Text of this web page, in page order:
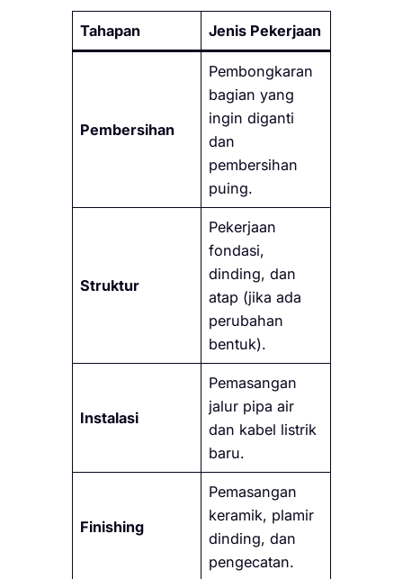
Tahapan Jenis Pekerjaan
Pembersihan
Pembongkaran
bagian yang
ingin diganti
dan
pembersihan
puing.
Struktur
Pekerjaan
fondasi,
dinding, dan
atap (jika ada
perubahan
bentuk).
Instalasi
Pemasangan
jalur pipa air
dan kabel listrik
baru.
Finishing
Pemasangan
keramik, plamir
dinding, dan
pengecatan.